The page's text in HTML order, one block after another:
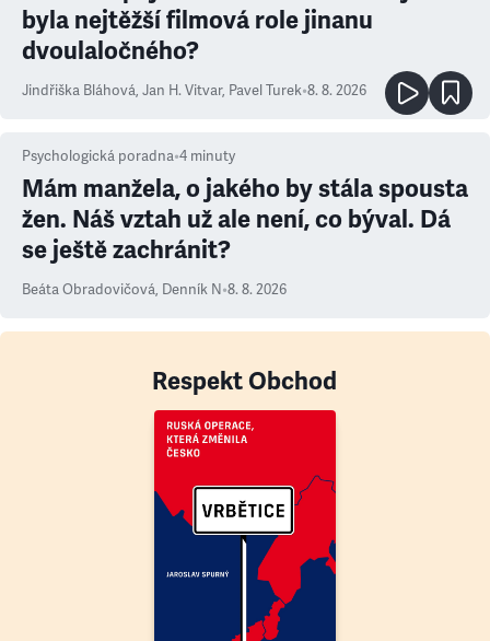
byla nejtěžší filmová role jinanu
dvoulaločného?
Jindřiška Bláhová, Jan H. Vitvar, Pavel Turek•8. 8. 2026
Psychologická poradna•4 minuty
Mám manžela, o jakého by stála spousta
žen. Náš vztah už ale není, co býval. Dá
se ještě zachránit?
Beáta Obradovičová, Denník N•8. 8. 2026
Respekt Obchod